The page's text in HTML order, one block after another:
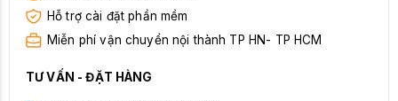
Hỗ trợ cài đặt phần mềm
Miễn phí vận chuyển nội thành TP HN- TP HCM
TƯ VẤN - ĐẶT HÀNG